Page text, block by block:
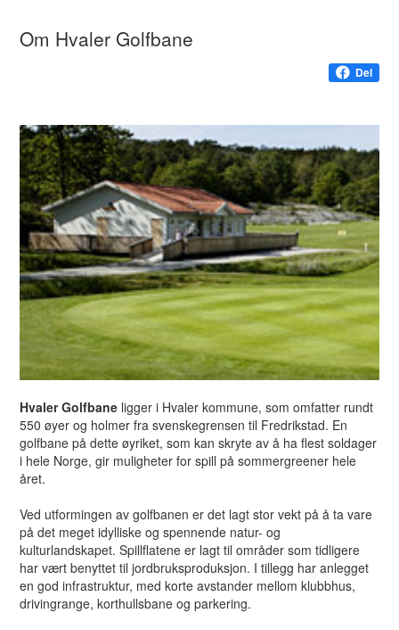
Om Hvaler Golfbane
Del
Hvaler Golfbane ligger i Hvaler kommune, som omfatter rundt
550 øyer og holmer fra svenskegrensen til Fredrikstad. En
golfbane på dette øyriket, som kan skryte av å ha flest soldager
i hele Norge, gir muligheter for spill på sommergreener hele
året.
Ved utformingen av golfbanen er det lagt stor vekt på å ta vare
på det meget idylliske og spennende natur- og
kulturlandskapet. Spillflatene er lagt til områder som tidligere
har vært benyttet til jordbruksproduksjon. I tillegg har anlegget
en god infrastruktur, med korte avstander mellom klubbhus,
drivingrange, korthullsbane og parkering.